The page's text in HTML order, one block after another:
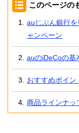
このページの
auじぶん銀行
ャンペーン
auのiDeCoの基
おすすめポイン
商品ラインナッ